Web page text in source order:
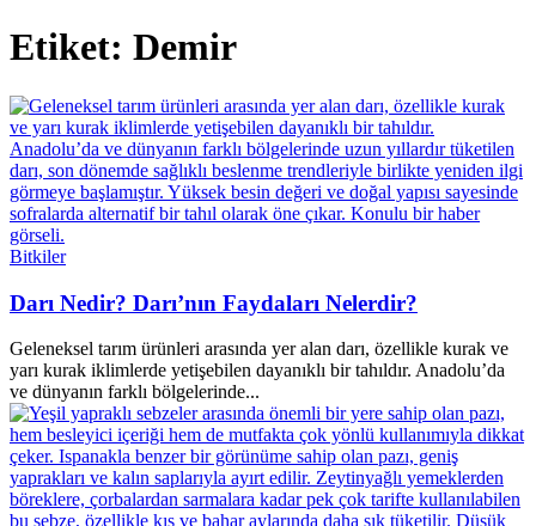
Etiket: Demir
Bitkiler
Darı Nedir? Darı’nın Faydaları Nelerdir?
Geleneksel tarım ürünleri arasında yer alan darı, özellikle kurak ve
yarı kurak iklimlerde yetişebilen dayanıklı bir tahıldır. Anadolu’da
ve dünyanın farklı bölgelerinde...